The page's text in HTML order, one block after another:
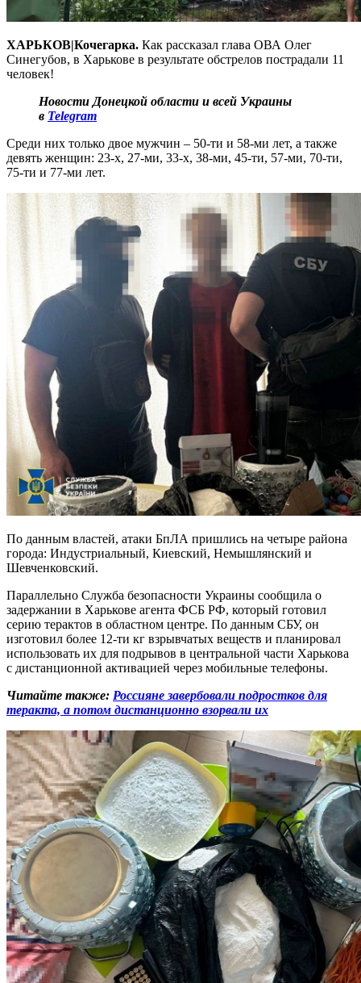
ХАРЬКОВ|Кочегарка. Как рассказал глава ОВА Олег
Синегубов, в Харькове в результате обстрелов пострадали 11
человек!
Новости Донецкой области и всей Украины
в Telegram
Среди них только двое мужчин – 50-ти и 58-ми лет, а также
девять женщин: 23-х, 27-ми, 33-х, 38-ми, 45-ти, 57-ми, 70-ти,
75-ти и 77-ми лет.
По данным властей, атаки БпЛА пришлись на четыре района
города: Индустриальный, Киевский, Немышлянский и
Шевченковский.
Параллельно Служба безопасности Украины сообщила о
задержании в Харькове агента ФСБ РФ, который готовил
серию терактов в областном центре. По данным СБУ, он
изготовил более 12-ти кг взрывчатых веществ и планировал
использовать их для подрывов в центральной части Харькова
с дистанционной активацией через мобильные телефоны.
Читайте также: Россияне завербовали подростков для
теракта, а потом дистанционно взорвали их